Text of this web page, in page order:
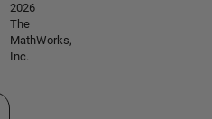
2026
The
MathWorks,
Inc.